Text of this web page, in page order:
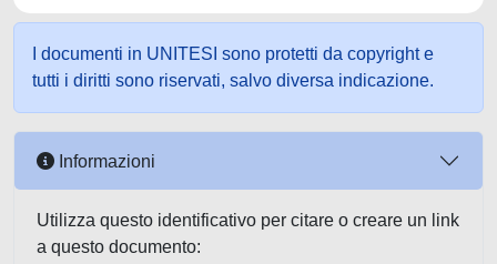
I documenti in UNITESI sono protetti da copyright e
tutti i diritti sono riservati, salvo diversa indicazione.
Informazioni
Utilizza questo identificativo per citare o creare un link
a questo documento: